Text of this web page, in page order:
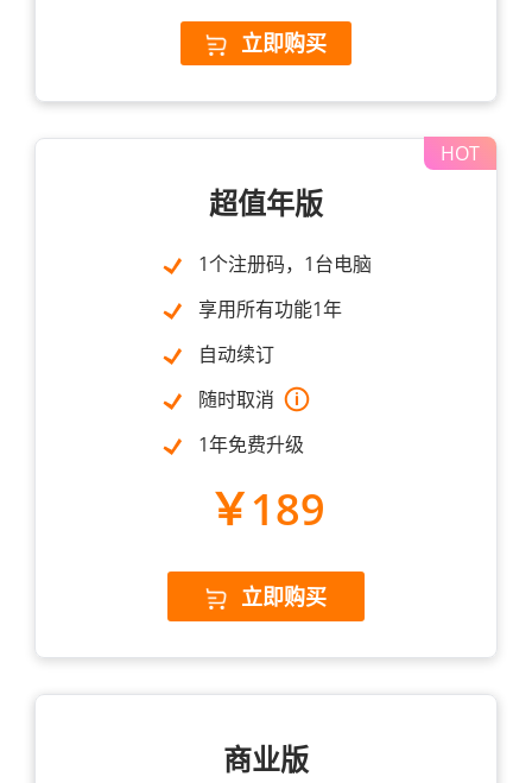
立即购买
超值年版
1个注册码，1台电脑
享用所有功能1年
自动续订
随时取消
1年免费升级
￥189
立即购买
商业版